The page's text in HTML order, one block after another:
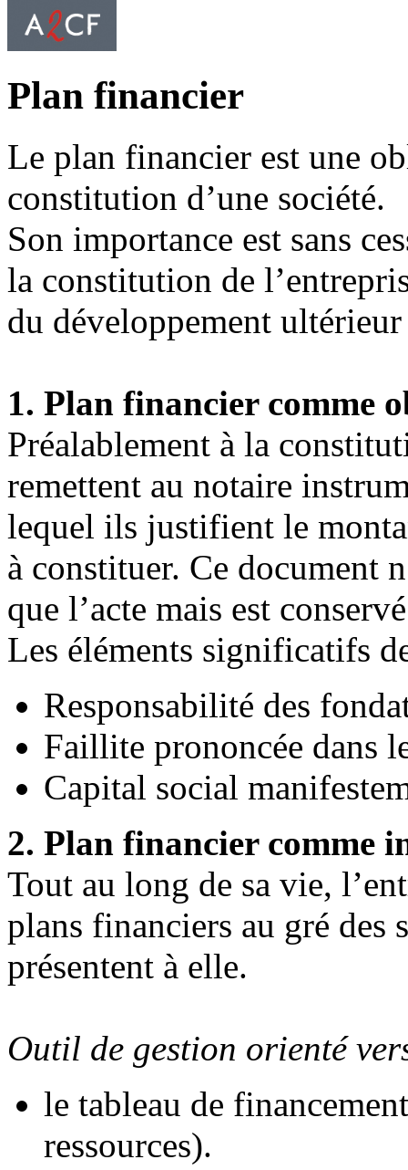
Plan financier
Le plan financier est une
constitution d’une société.
Son importance est sans
la constitution de
du développement
1. Plan financier comme
Préalablement à la
remettent au notaire
lequel ils justifient le
à constituer. Ce document
que l’acte mais est
Les éléments significatifs
Responsabilité des
Faillite prononcée dans
Capital social
2. Plan financier comme
Tout au long de sa vie,
plans financiers au gré des
présentent à elle.
Outil de gestion orienté
le tableau de
ressources).